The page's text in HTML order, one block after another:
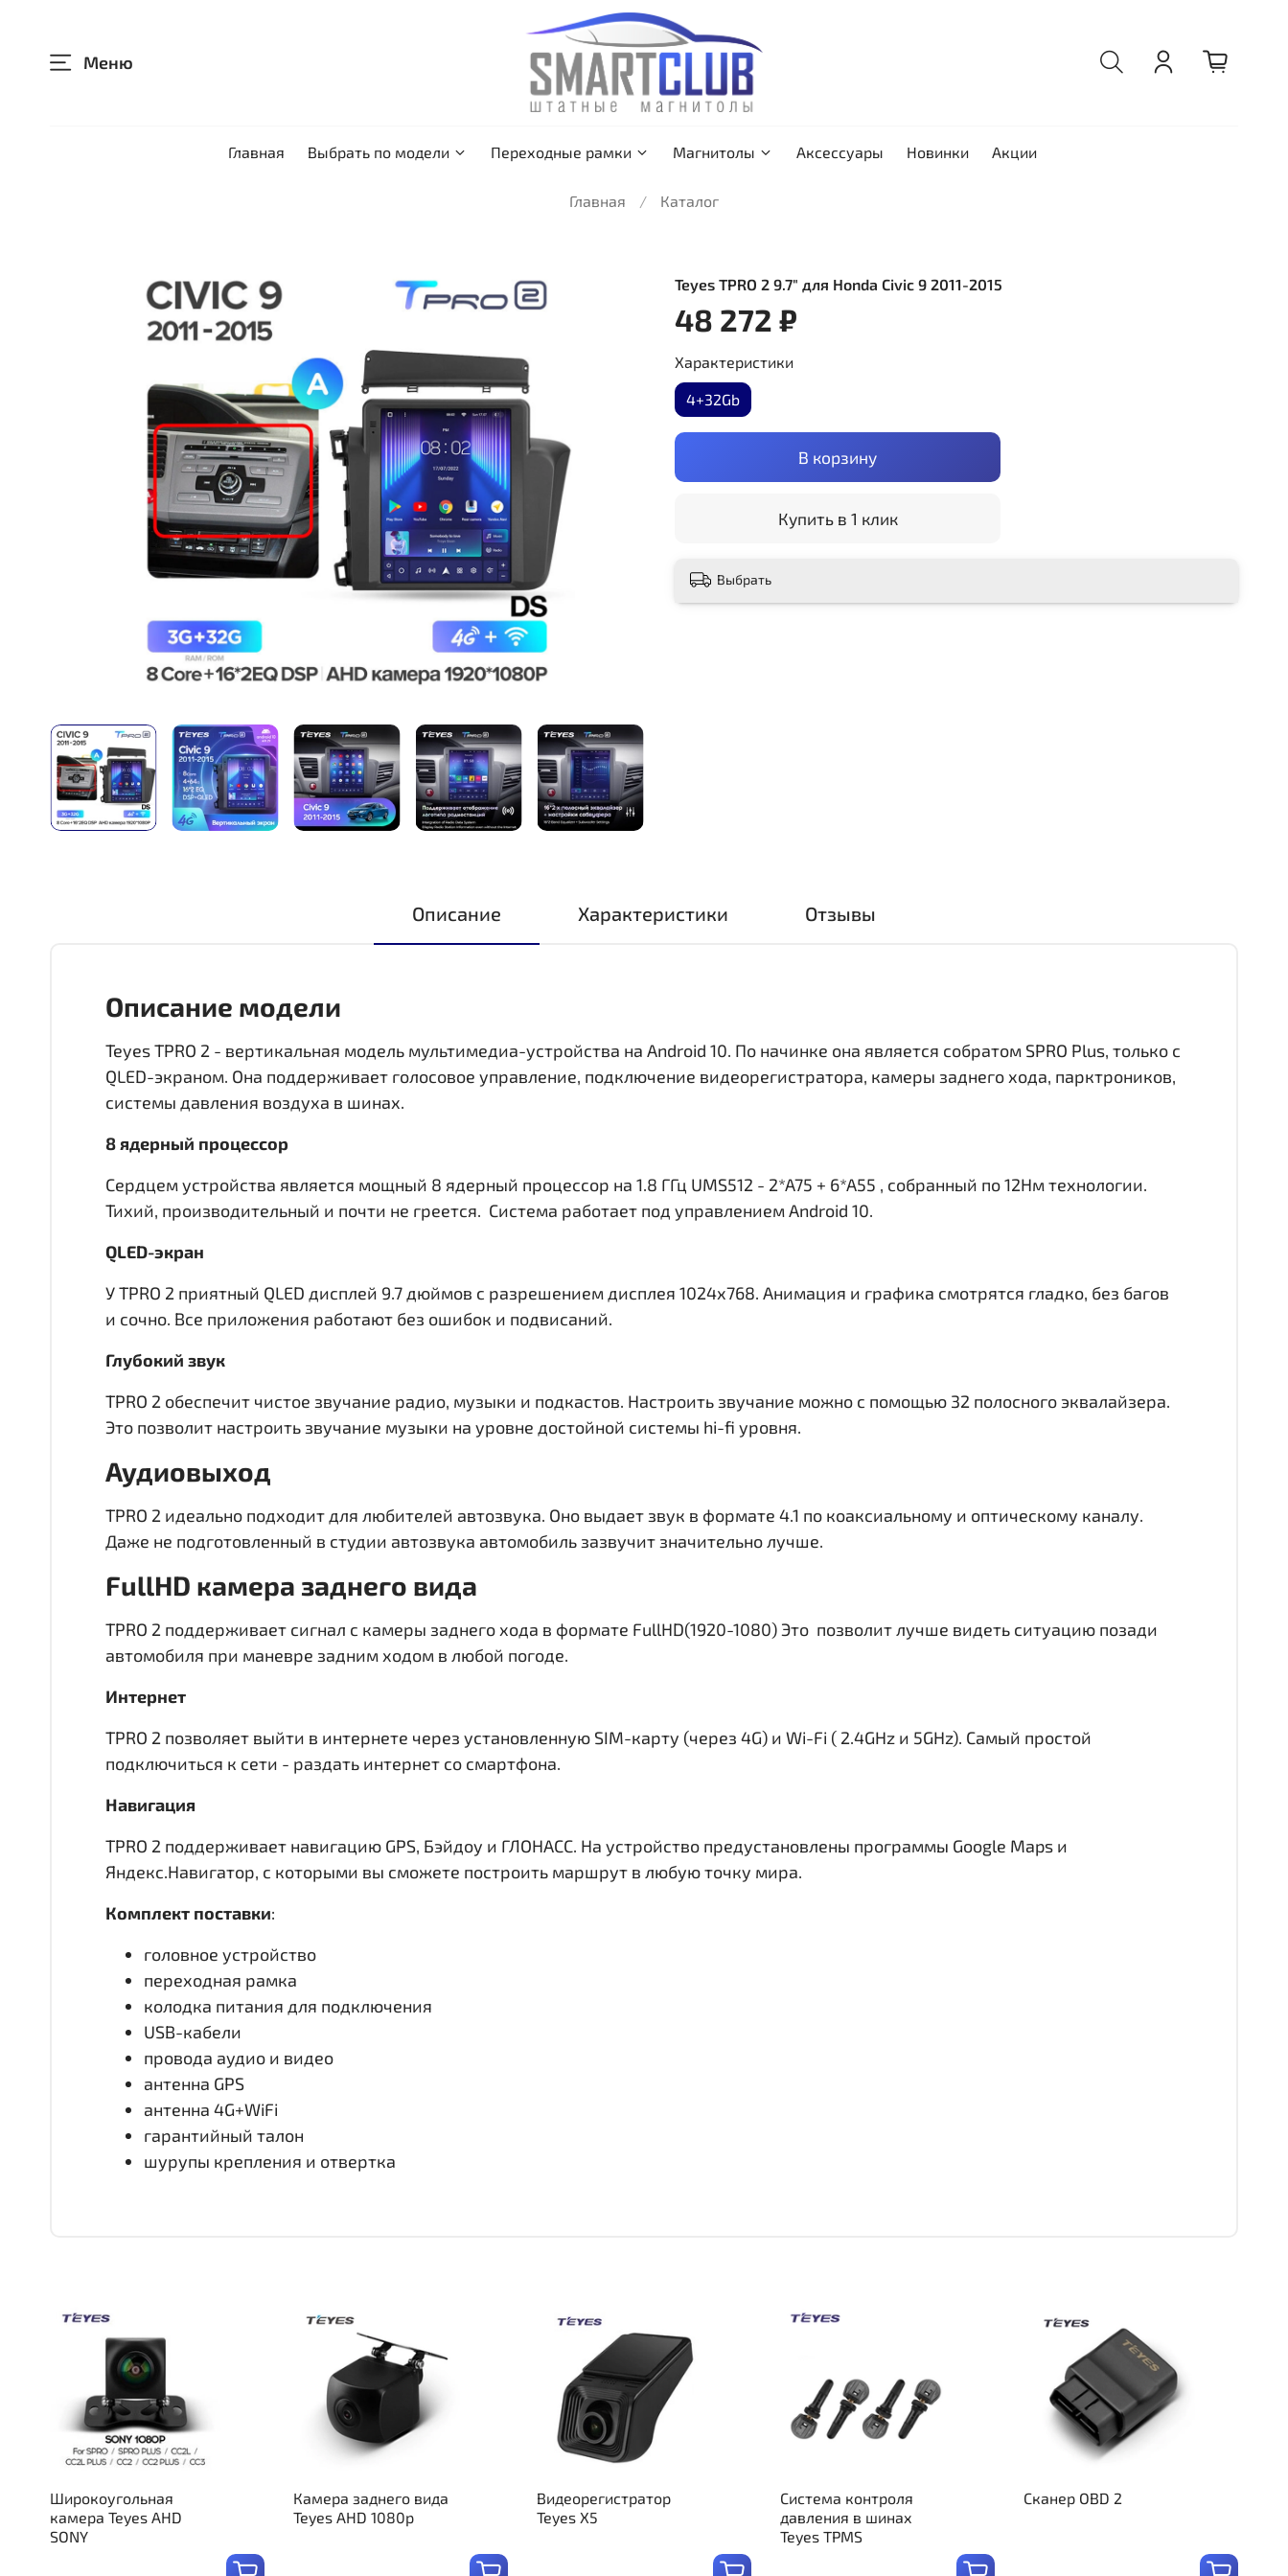
Меню
Главная Выбрать по модели Переходные рамки Магнитолы Аксессуары Новинки Акции
Главная Каталог
Teyes TPRO 2 9.7" для Honda Civic 9 2011-2015
48 272 ₽
В корзину
Купить в 1 клик
Характеристики
4+32Gb
Выбрать
Описание Характеристики Отзывы
Описание модели
Teyes TPRO 2 - вертикальная модель мультимедиа-устройства на Android 10. По начинке она является собратом SPRO Plus, только с
QLED-экраном. Она поддерживает голосовое управление, подключение видеорегистратора, камеры заднего хода, парктроников,
системы давления воздуха в шинах.
8 ядерный процессор
Сердцем устройства является мощный 8 ядерный процессор на 1.8 ГГц UMS512 - 2*A75 + 6*A55 , собранный по 12Нм технологии.
Тихий, производительный и почти не греется. Система работает под управлением Android 10.
QLED-экран
У TPRO 2 приятный QLED дисплей 9.7 дюймов c разрешением дисплея 1024х768. Анимация и графика смотрятся гладко, без багов
и сочно. Все приложения работают без ошибок и подвисаний.
Глубокий звук
TPRO 2 обеспечит чистое звучание радио, музыки и подкастов. Настроить звучание можно с помощью 32 полосного эквалайзера.
Это позволит настроить звучание музыки на уровне достойной системы hi-fi уровня.
Аудиовыход
TPRO 2 идеально подходит для любителей автозвука. Оно выдает звук в формате 4.1 по коаксиальному и оптическому каналу.
Даже не подготовленный в студии автозвука автомобиль зазвучит значительно лучше.
FullHD камера заднего вида
TPRO 2 поддерживает сигнал с камеры заднего хода в формате FullHD(1920-1080) Это позволит лучше видеть ситуацию позади
автомобиля при маневре задним ходом в любой погоде.
Интернет
TPRO 2 позволяет выйти в интернете через установленную SIM-карту (через 4G) и Wi-Fi ( 2.4GHz и 5GHz). Самый простой
подключиться к сети - раздать интернет со смартфона.
Навигация
TPRO 2 поддерживает навигацию GPS, Бэйдоу и ГЛОНАСС. На устройство предустановлены программы Google Maps и
Яндекс.Навигатор, с которыми вы сможете построить маршрут в любую точку мира.
Комплект поставки:
головное устройство
переходная рамка
колодка питания для подключения
USB-кабели
провода аудио и видео
антенна GPS
антенна 4G+WiFi
гарантийный талон
шурупы крепления и отвертка
Широкоугольная
камера Teyes AHD
SONY
Камера заднего вида
Teyes AHD 1080p
Видеорегистратор
Teyes X5
Система контроля
давления в шинах
Teyes TPMS
Сканер OBD 2